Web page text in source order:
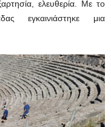
ελευθερία. Με το
εγκαινιάστηκε μια